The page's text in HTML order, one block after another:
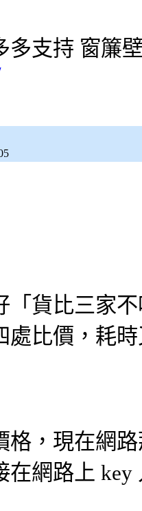
多支持 窗簾
「貨比三家
處比價，耗
格，現在網
在網路上